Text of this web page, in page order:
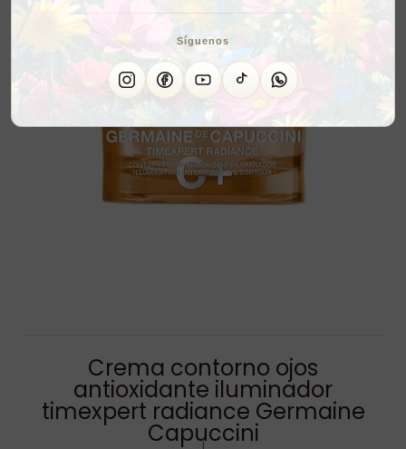
Síguenos
Crema contorno ojos
antioxidante iluminador
timexpert radiance Germaine
Capuccini